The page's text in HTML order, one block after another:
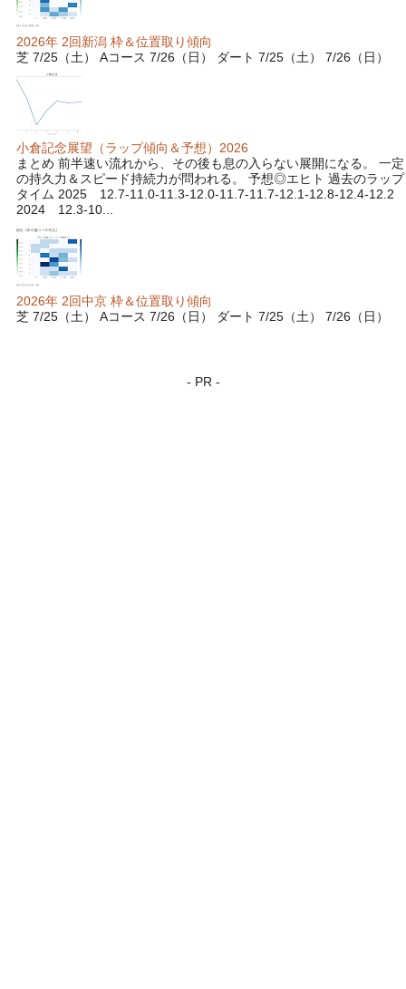
2026年 2回新潟 枠＆位置取り傾向
芝 7/25（土） Aコース 7/26（日） ダート 7/25（土） 7/26（日）
小倉記念展望（ラップ傾向＆予想）2026
まとめ 前半速い流れから、その後も息の入らない展開になる。 一定
の持久力＆スピード持続力が問われる。 予想◎エヒト 過去のラップ
タイム 2025 12.7-11.0-11.3-12.0-11.7-11.7-12.1-12.8-12.4-12.2
2024 12.3-10...
2026年 2回中京 枠＆位置取り傾向
芝 7/25（土） Aコース 7/26（日） ダート 7/25（土） 7/26（日）
- PR -